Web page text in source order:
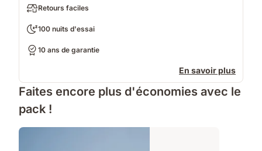
Retours faciles
100 nuits d'essai
10 ans de garantie
En savoir plus
Faites encore plus d'économies avec le
pack !